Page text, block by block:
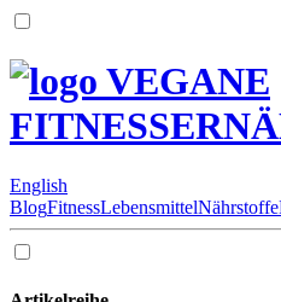
VEGANE
English
BlogFitnessLebensmittelNährstoffe